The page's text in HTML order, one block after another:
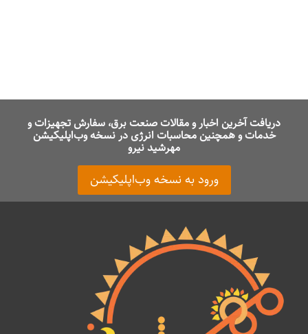
دریافت آخرین اخبار و مقالات صنعت برق، سفارش تجهیزات و
خدمات و همچنین محاسبات انرژی در نسخه وب‌اپلیکیشن
مهرشید نیرو
ورود به نسخه وب‌اپلیکیشن